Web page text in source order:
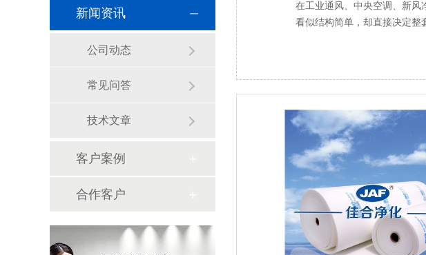
新闻资讯
公司动态
常见问答
技术文章
客户案例
合作客户
在工业通风、中央空调、新风
看似结构简单，却直接决定